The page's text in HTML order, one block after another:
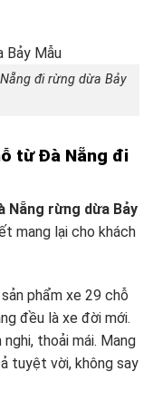
đi rừng dừa Bảy
từ Đà Nẵng đi
Nẵng rừng dừa Bảy
mang lại cho khách
phẩm xe 29 chỗ
đều là xe đời mới.
thoải mái. Mang
tuyệt vời, không say